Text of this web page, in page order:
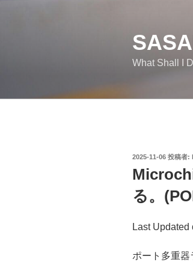
What Shall I
投
日:
2025-11-06 投稿者:
る。
Last
ポート多重器